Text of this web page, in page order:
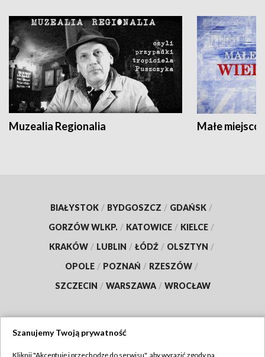
Muzealia Regionalia Małe
BIAŁYSTOK / BYDGOSZCZ / GDAŃSK /
GORZÓW WLKP. / KATOWICE / KIELCE /
KRAKÓW / LUBLIN / ŁÓDŹ / OLSZTYN /
OPOLE / POZNAŃ / RZESZÓW /
SZCZECIN / WARSZAWA / WROCŁAW
Szanujemy Twoją prywatność
Kliknij "Akceptuję i przechodzę do serwisu", aby wyrazić zgody na